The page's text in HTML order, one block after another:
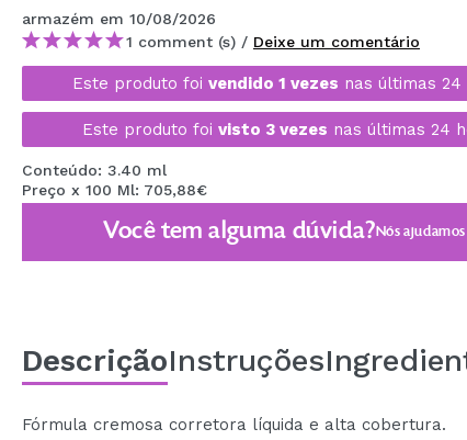
MAQUIFARMA
KOREA ZONE
TRAVEL SIZE
NATURE
DESCONTOS
EM BREVE
armazém em 10/08/2026
1 comment (s) / Deixe um comentário
Este produto foi vendido 1 vezes nas últimas 24
Este produto foi visto 3 vezes nas últimas 24
Conteúdo: 3.40 ml
Preço x 100 Ml: 705,88€
Você tem alguma dúvida?Nós ajudamos
DescriçãoInstruções
Fórmula cremosa corretora líquida e alta cobertura.